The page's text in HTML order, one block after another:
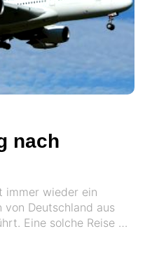
nach
immer wieder ein
von Deutschland aus
Eine solche Reise …